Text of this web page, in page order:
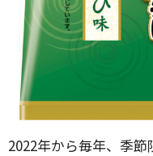
2022年から毎年、季